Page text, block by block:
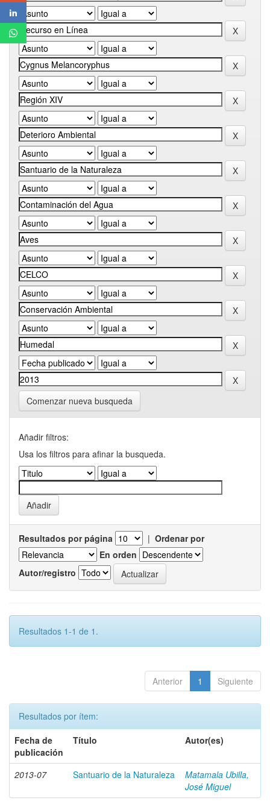
Comenzar nueva busqueda
Añadir filtros:
Usa los filtros para afinar la busqueda.
Resultados por página | Ordenar por
En orden
Autor/registro
Resultados 1-1 de 1.
Anterior 1 Siguiente
Resultados por ítem:
Fecha de
publicación
Título Autor(es)
2013-07 Santuario de la Naturaleza
Matamala Ubilla,
José Miguel